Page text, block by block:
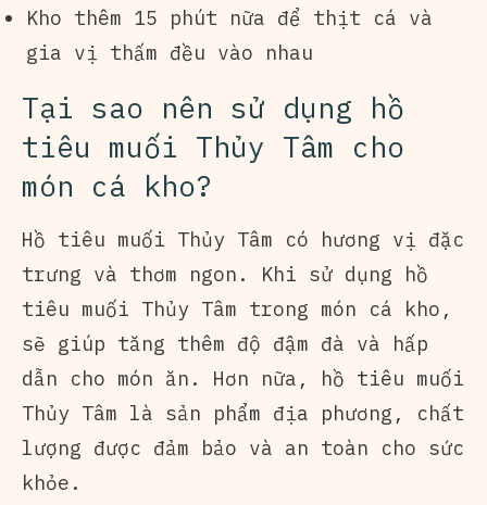
Kho thêm 15 phút nữa để thịt cá và
gia vị thấm đều vào nhau
Tại sao nên sử dụng hồ
tiêu muối Thủy Tâm cho
món cá kho?
Hồ tiêu muối Thủy Tâm có hương vị đặc
trưng và thơm ngon. Khi sử dụng hồ
tiêu muối Thủy Tâm trong món cá kho,
sẽ giúp tăng thêm độ đậm đà và hấp
dẫn cho món ăn. Hơn nữa, hồ tiêu muối
Thủy Tâm là sản phẩm địa phương, chất
lượng được đảm bảo và an toàn cho sức
khỏe.